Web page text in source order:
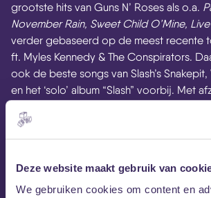
Deze website maakt gebruik van
We gebruiken cookies om content en
grootste hits van Guns N’ Roses als o.a.
November Rain, Sweet Child O’Mine,
verder gebaseerd op de meest recente
ft. Myles Kennedy & The Conspirators.
ook de beste songs van Slash’s
en het ‘solo’ album “Slash” voorbij. Met
Roses dezelfde liefde en passie voor
werk van Slash in het bijzonder. Slash N’
Roses/Slash show. De performance staat
muzikale details kloppen en de passie